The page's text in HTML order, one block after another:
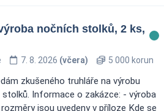
nočních stolků, 2 ks,
7. 8. 2026 (včera) 5 000 korun
zkušeného truhláře na výrobu
Informace o zakázce: - výroba
jsou uvedeny v příloze Kde se